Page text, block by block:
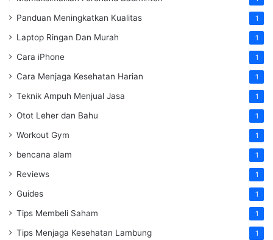
Panduan Meningkatkan Kualitas 1
Laptop Ringan Dan Murah 1
Cara iPhone 1
Cara Menjaga Kesehatan Harian 1
Teknik Ampuh Menjual Jasa 1
Otot Leher dan Bahu 1
Workout Gym 1
bencana alam 1
Reviews 1
Guides 1
Tips Membeli Saham 1
Tips Menjaga Kesehatan Lambung 1